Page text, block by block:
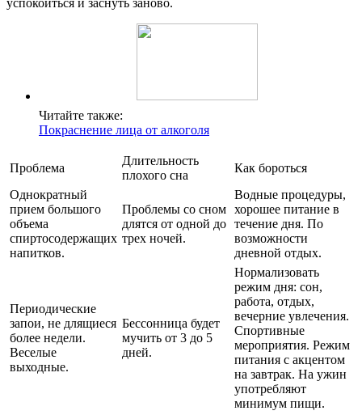
успокоиться и заснуть заново.
Читайте также:
Покраснение лица от алкоголя
Проблема
Длительность
плохого сна
Как бороться
Однократный
прием большого
объема
спиртосодержащих
напитков.
Проблемы со сном
длятся от одной до
трех ночей.
Водные процедуры,
хорошее питание в
течение дня. По
возможности
дневной отдых.
Периодические
запои, не длящиеся
более недели.
Веселые
выходные.
Бессонница будет
мучить от 3 до 5
дней.
Нормализовать
режим дня: сон,
работа, отдых,
вечерние увлечения.
Спортивные
мероприятия. Режим
питания с акцентом
на завтрак. На ужин
употребляют
минимум пищи.